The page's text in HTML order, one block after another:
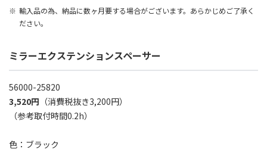
輸入品の為、納品に数ヶ月要する場合がございます。あらかじめご了承く
ださい。
ミラーエクステンションスペーサー
56000-25820
3,520円 （消費税抜き3,200円）
（参考取付時間0.2h）
色：ブラック